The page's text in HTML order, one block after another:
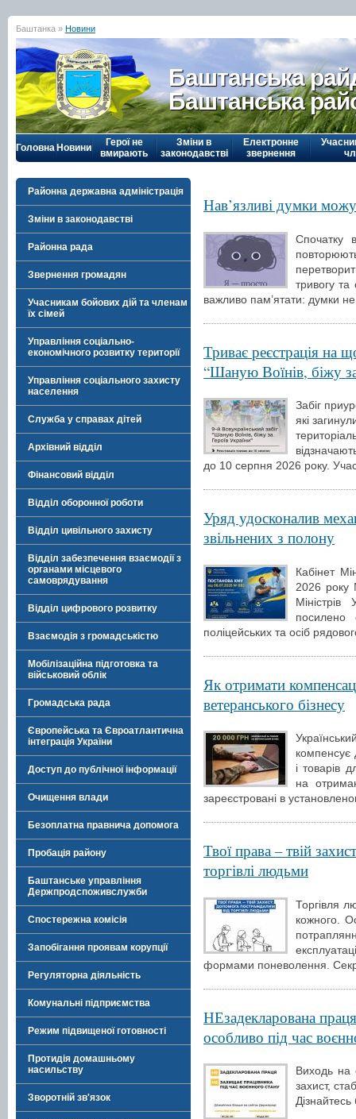
Баштанка » Новини
Баштанська
Баштанська
Головна Новини
Герої не
вмирають
Зміни в
законодавстві
Електронне
звернення
Районна державна адміністрація
Зміни в законодавстві
Районна рада
Звернення громадян
Учасникам бойових дій та членам
їх сімей
Управління соціально-
економічного розвитку території
Управління соціального захисту
населення
Служба у справах дітей
Архівний відділ
Фінансовий відділ
Відділ оборонної роботи
Відділ цивільного захисту
Відділ забезпечення взаємодії з
органами місцевого
самоврядування
Відділ цифрового розвитку
Взаємодія з громадськістю
Мобілізаційна підготовка та
військовий облік
Громадська рада
Європейська та Євроатлантична
інтеграція України
Доступ до публічної інформації
Очищення влади
Безоплатна правнича допомога
Пробація району
Баштанське управління
Держпродспоживслужби
Спостережна комісія
Запобігання проявам корупції
Регуляторна діяльність
Комунальні підприємства
Режим підвищеної готовності
Протидія домашньому
насильству
Зворотній зв'язок
Нав’язливі думки
Спочатку
тривогу
важливо пам’ятати: думки
Триває реєстрація на
“Шаную Воїнів, біжу
Забіг
які
до 10 серпня 2026 року.
Уряд удосконалив
звільнених з полону
Кабінет
2026 року
посилено
поліцейських та осіб
Як отримати
ветеранського бізнесу
компенсує
і товарів
на
зареєстровані в
Твої права – твій
торгівлі людьми
Торгівля
кожного.
формами поневолення.
НЕзадекларована
особливо під час
Виходь на
захист,